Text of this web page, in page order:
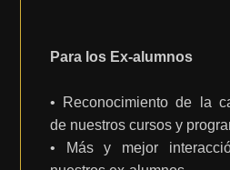
Para los Ex-alumnos
• Reconocimiento de la
de nuestros cursos y
• Más y mejor